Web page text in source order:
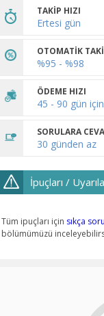
TAKİP HIZI
Ertesi gün
OTOMATİK
%95 - %98
ÖDEME HIZI
45 - 90 gün
SORULARA
30 günden az
İpuçları /
Tüm ipuçları için sıkça
bölümümüzü